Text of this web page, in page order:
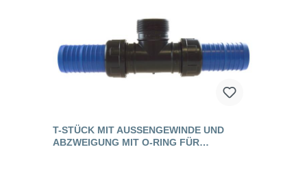
T-STÜCK MIT AUSSENGEWINDE UND A
BZWEIGUNG MIT O-RING FÜR F